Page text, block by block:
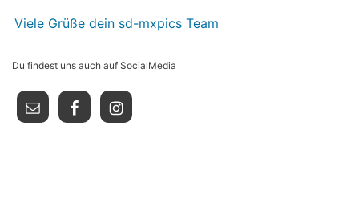
Viele Grüße dein sd-mxpics Team
Du findest uns auch auf SocialMedia